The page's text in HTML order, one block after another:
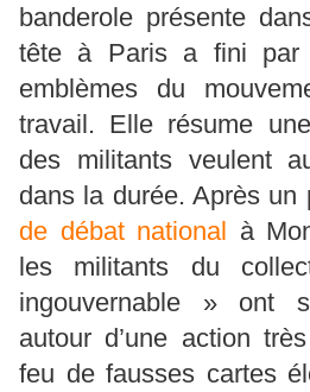
banderole présente
tête à Paris a fini par
emblèmes du
travail. Elle résume
des militants veulent
dans la durée. Après un
de débat national à
les militants du
ingouvernable » ont
autour d’une action
feu de fausses cartes